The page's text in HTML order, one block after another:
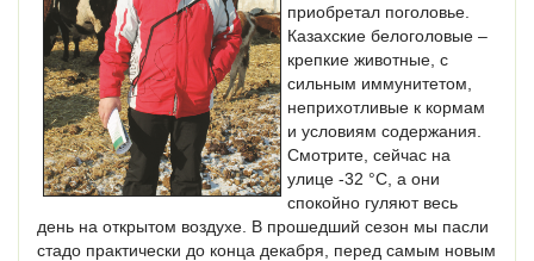
приобретал поголовье.
Казахские белоголовые –
крепкие животные, с
сильным иммунитетом,
неприхотливые к кормам
и условиям содержания.
Смотрите, сейчас на
улице -32 °C, а они
спокойно гуляют весь
день на открытом воздухе. В прошедший сезон мы пасли
стадо практически до конца декабря, перед самым новым